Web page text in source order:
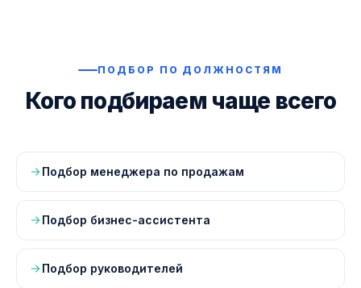
ПОДБОР ПО ДОЛЖНОСТЯМ
Кого подбираем чаще всего
Подбор менеджера по продажам
Подбор бизнес-ассистента
Подбор руководителей